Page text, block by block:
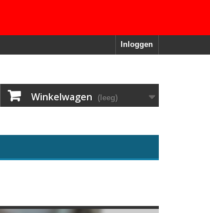
Inloggen
Winkelwagen (leeg)